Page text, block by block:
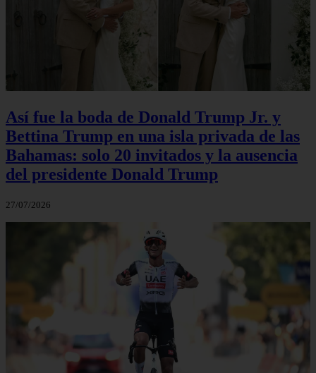
Así fue la boda de Donald Trump Jr. y
Bettina Trump en una isla privada de las
Bahamas: solo 20 invitados y la ausencia
del presidente Donald Trump
27/07/2026